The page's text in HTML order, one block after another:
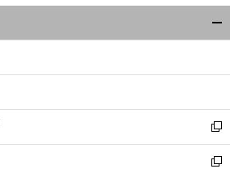
ウ
ィ
ン
ウ
開
く
新
し
い
新